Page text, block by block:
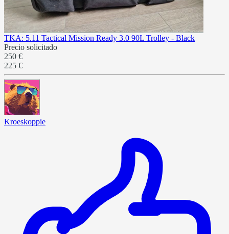
TKA: 5.11 Tactical Mission Ready 3.0 90L Trolley - Black
Precio solicitado
250 €
225 €
Kroeskoppie